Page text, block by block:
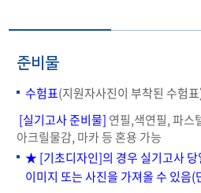
준비물
수험표(지원자사진이 부착된 수험
[실기고사 준비물] 연필,색연필, 파스
아크릴물감, 마카 등 혼용 가능
★ [기초디자인]의 경우 실기고사 당
이미지 또는 사진을 가져올 수 있음